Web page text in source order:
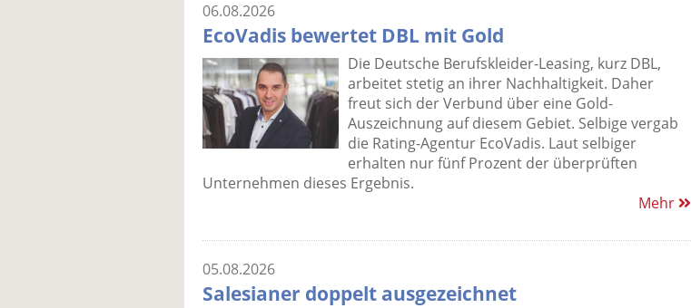
06.08.2026
EcoVadis bewertet DBL mit Gold
Die Deutsche Berufskleider-Leasing, kurz DBL,
arbeitet stetig an ihrer Nachhaltigkeit. Daher
freut sich der Verbund über eine Gold-
Auszeichnung auf diesem Gebiet. Selbige vergab
die Rating-Agentur EcoVadis. Laut selbiger
erhalten nur fünf Prozent der überprüften
Unternehmen dieses Ergebnis.
Mehr
05.08.2026
Salesianer doppelt ausgezeichnet